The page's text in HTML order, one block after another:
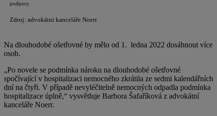
podpory.
Zdroj: advokátní kanceláře Noerr
Na dlouhodobé ošetřovné by mělo od 1. ledna 2022 dosáhnout více
osob.
„Po novele se podmínka nároku na dlouhodobé ošetřovné
spočívající v hospitalizaci nemocného zkrátila ze sedmi kalendářních
dní na čtyři. V případě nevyléčitelně nemocných odpadla podmínka
hospitalizace úplně,“ vysvětluje Barbora Šafaříková z advokátní
kanceláře Noerr.